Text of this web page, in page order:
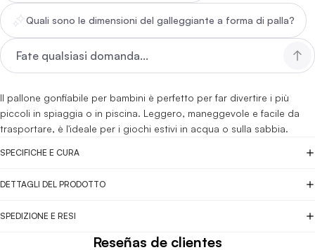
Quali sono le dimensioni del galleggiante a forma di palla?
Il pallone gonfiabile per bambini è perfetto per far divertire i più
piccoli in spiaggia o in piscina. Leggero, maneggevole e facile da
trasportare, è l'ideale per i giochi estivi in acqua o sulla sabbia.
SPECIFICHE E CURA
DETTAGLI DEL PRODOTTO
SPEDIZIONE E RESI
Reseñas de clientes